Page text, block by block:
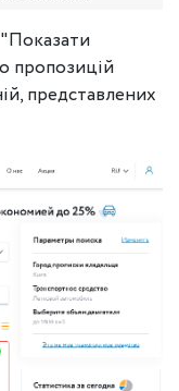
пропозицій
представлених